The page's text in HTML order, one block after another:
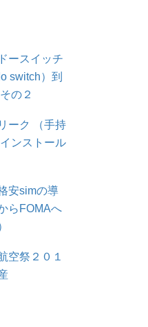
ースイッチ
switch）到
の２
ーク （手持
ンストール
安simの導
らFOMAへ
空祭２０１